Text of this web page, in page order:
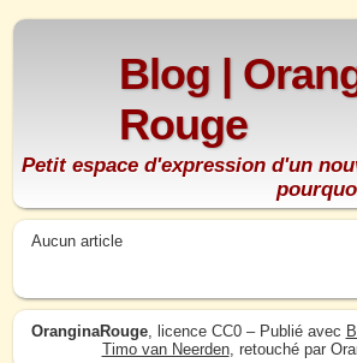
Blog |
Rouge
Petit espace d'expression d'un
Aucun article
OranginaRouge, licence CC0 – Publié avec
Timo van Neerden, retouché par